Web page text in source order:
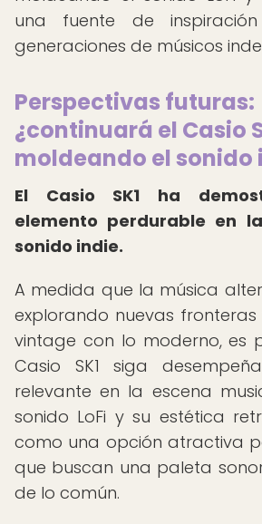
una fuente de
generaciones de músicos
Perspectivas futuras:
¿continuará el Casio
moldeando el sonido
El Casio SK1 ha
elemento perdurable en
sonido indie.
A medida que la música
explorando nuevas
vintage con lo moderno, es
Casio SK1 siga
relevante en la escena
sonido LoFi y su estética
como una opción atractiva
que buscan una paleta
de lo común.